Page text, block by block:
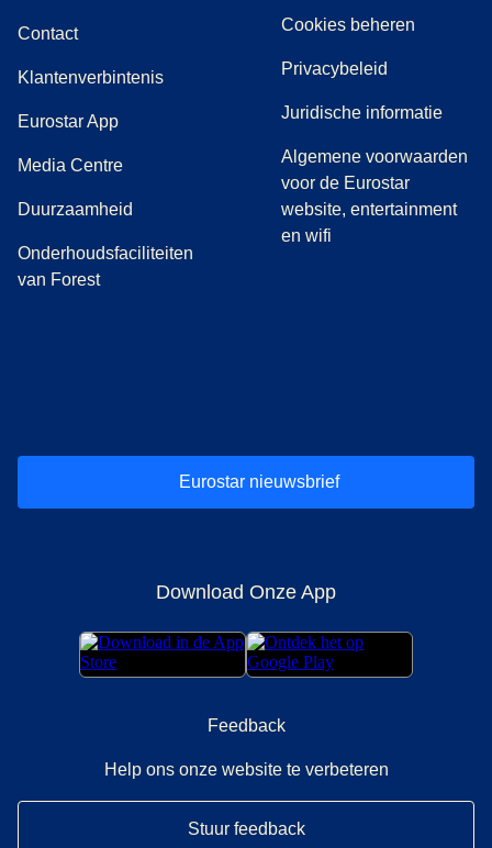
Contact
Klantenverbintenis
Eurostar App
Media Centre( opent in een nieuwe tab)
Duurzaamheid
Onderhoudsfaciliteiten
van Forest
Cookies beheren
Privacybeleid
Juridische informatie
Algemene voorwaarden
voor de Eurostar
website, entertainment
en wifi
Eurostar nieuwsbrief
Download Onze App
Feedback
Help ons onze website te verbeteren
Stuur feedback